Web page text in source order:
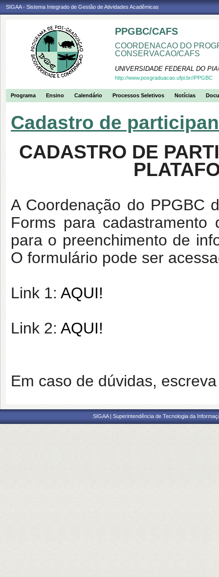
SIGAA - Sistema Integrado de Gestão de Atividades Acadêmicas
PPGBC/CAFS
COORDENACAO DO
CONSERVACAO/CAFS
UNIVERSIDADE FEDERAL DO
http://www.posgraduacao.ufpi.br//PPGBC
Programa Ensino Calendário Processos Seletivos Notícias
Cadastro de
CADASTRO DE
A Coordenação do PPGBC
Forms para cadastramento
para o preenchimento de
O formulário pode ser
Link 1: AQUI!
Link 2: AQUI!
Em caso de dúvidas,
SIGAA | Superintendência de Tecnologia da